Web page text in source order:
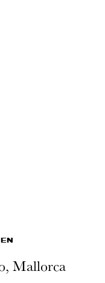
Mallorca